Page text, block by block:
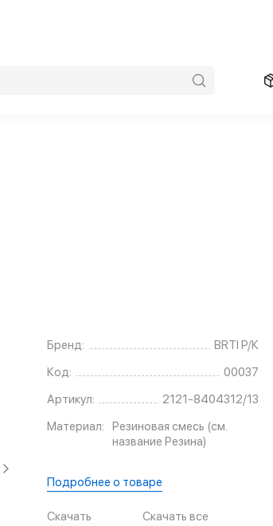
Бренд:
BRTI Р/К
Код:
00037
Артикул:
2121-8404312/13
Материал:
Резиновая смесь (см.
название Резина)
Подробнее о товаре
Скачать
Скачать все